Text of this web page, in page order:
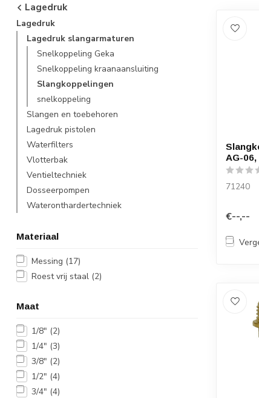
Lagedruk
Lagedruk
Lagedruk slangarmaturen
Snelkoppeling Geka
Snelkoppeling kraanaansluiting
Slangkoppelingen
snelkoppeling
Slangen en toebehoren
Lagedruk pistolen
Waterfilters
Vlotterbak
Ventieltechniek
Dosseerpompen
Wateronthardertechniek
Materiaal
Messing (17)
Roest vrij staal (2)
Maat
1/8" (2)
1/4" (3)
3/8" (2)
1/2" (4)
3/4" (4)
AG-06,
71240
€--,--